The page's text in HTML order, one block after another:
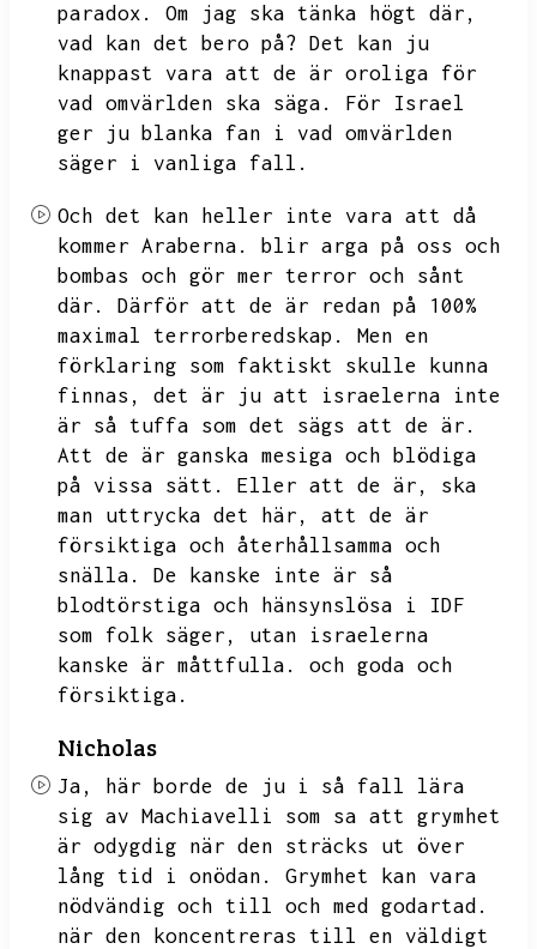
paradox.
Om jag ska tänka högt där,
vad kan det bero på? Det kan ju
knappast vara att de är oroliga för
vad omvärlden ska säga.
För Israel
ger ju blanka fan i vad omvärlden
säger i vanliga fall.
Och det kan heller inte vara att då
kommer Araberna.
blir arga på oss och
bombas och gör mer terror och sånt
där.
Därför att de är redan på 100%
maximal terrorberedskap.
Men en
förklaring som faktiskt skulle kunna
finnas,
det är ju att israelerna inte
är så tuffa som det sägs att de är.
Att de är ganska mesiga och blödiga
på vissa sätt.
Eller att de är,
ska
man uttrycka det här,
att de är
försiktiga och återhållsamma och
snälla.
De kanske inte är så
blodtörstiga och hänsynslösa i IDF
som folk säger,
utan israelerna
kanske är måttfulla.
och goda och
försiktiga.
Nicholas
Ja,
här borde de ju i så fall lära
sig av Machiavelli som sa att grymhet
är odygdig när den sträcks ut över
lång tid i onödan.
Grymhet kan vara
nödvändig och till och med godartad.
när den koncentreras till en väldigt